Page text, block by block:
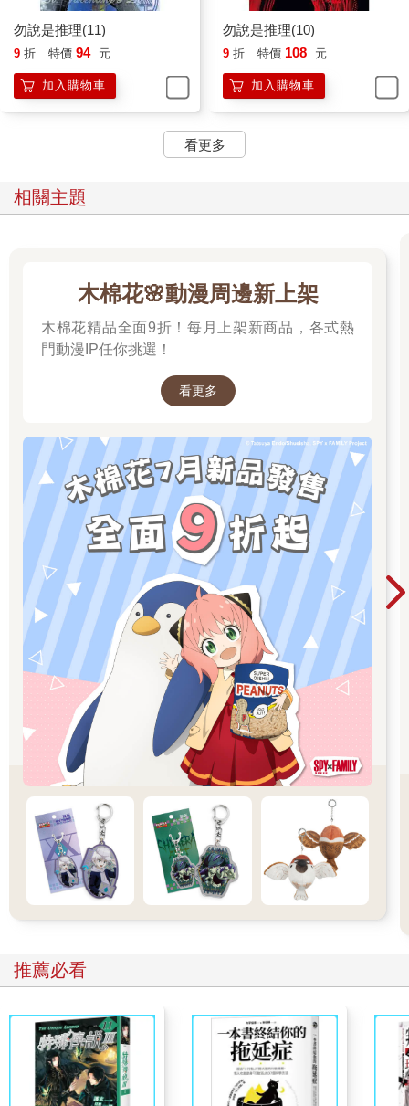
勿說是推理(11)
9 折 特價 94 元
加入購物車
勿說是推理(10)
9 折 特價 108 元
加入購物車
看更多
相關主題
木棉花🌸動漫周邊新上架
木棉花精品全面9折！每月上架新商品，各式熱
門動漫IP任你挑選！
看更多
推薦必看